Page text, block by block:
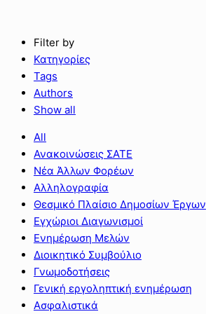
Filter by
Κατηγορίες
Tags
Authors
Show all
All
Ανακοινώσεις ΣΑΤΕ
Νέα Άλλων Φορέων
Αλληλογραφία
Θεσμικό Πλαίσιο Δημοσίων Έργων
Εγχώριοι Διαγωνισμοί
Ενημέρωση Μελών
Διοικητικό Συμβούλιο
Γνωμοδοτήσεις
Γενική εργοληπτική ενημέρωση
Ασφαλιστικά